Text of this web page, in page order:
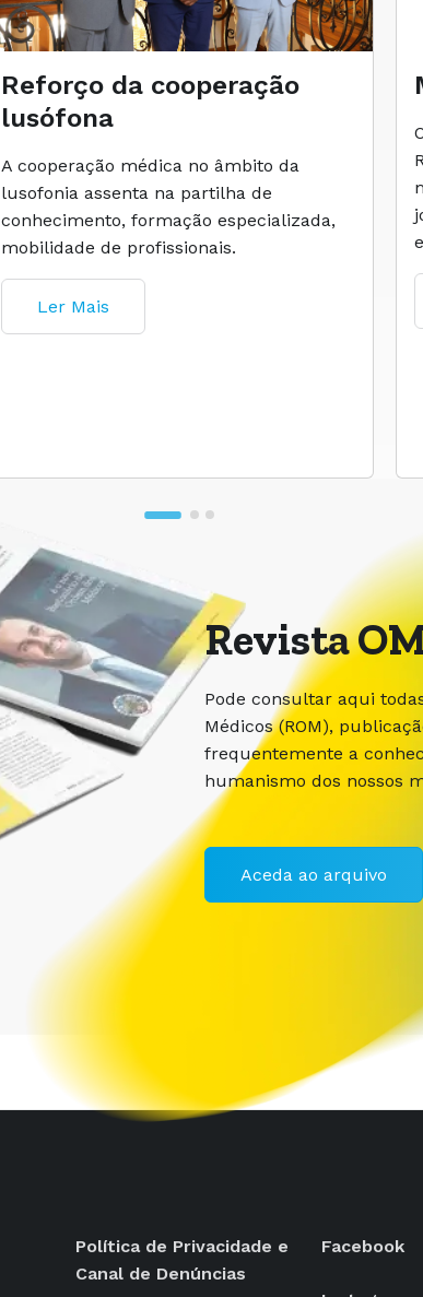
Reforço da cooperação
lusófona
A cooperação médica no âmbito da
lusofonia assenta na partilha de
conhecimento, formação especializada,
mobilidade de profissionais.
Ler Mais
Revista
Pode consultar aqui
Médicos (ROM),
frequentemente a
humanismo dos nossos
Aceda ao arquivo
Política de Privacidade e
Canal de Denúncias
Facebook